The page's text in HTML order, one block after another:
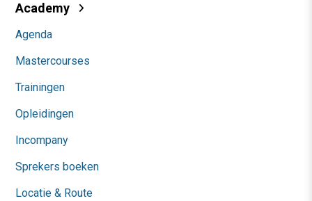
Academy
Agenda
Mastercourses
Trainingen
Opleidingen
Incompany
Sprekers boeken
Locatie & Route